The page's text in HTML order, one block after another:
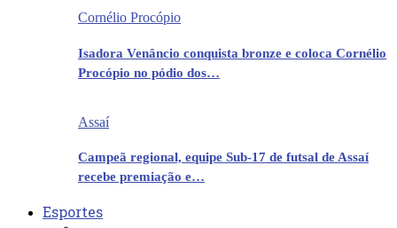
Cornélio Procópio
Isadora Venâncio conquista bronze e coloca Cornélio
Procópio no pódio dos…
Assaí
Campeã regional, equipe Sub-17 de futsal de Assaí
recebe premiação e…
Esportes